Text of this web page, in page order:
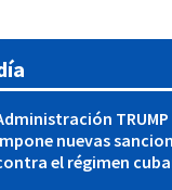
TRUMP
nuevas
el régimen